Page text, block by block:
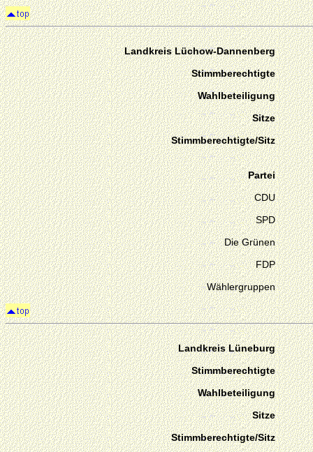
Landkreis Lüchow-Dannenberg
Stimmberechtigte
Wahlbeteiligung
Sitze
Stimmberechtigte/Sitz
Partei
CDU
SPD
Die Grünen
FDP
Wählergruppen
Landkreis Lüneburg
Stimmberechtigte
Wahlbeteiligung
Sitze
Stimmberechtigte/Sitz